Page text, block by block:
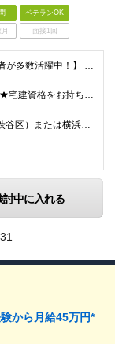
ベテランOK
面接1回
【20代～30代の異業種出身者が多数活躍中！】 ●学歴不問 ●何らかの営業経験をお持ちの方（業種・商材は問いません） ※不動産業界の経験は不要です。これまでの営業力を活かせます。
★社員の平均年収1050万円 ★宅建資格をお持ちの方は月3万円の資格手当を支給 月給30万円以上 ＋ インセンティブ（年4回）＋ 各種手当 ＋ 特別賞与 ※経験・能力を考慮の上、優遇します。 ※上記
★転勤なし！ 本社（東京都渋谷区）または横浜支店（神奈川県横浜市）での勤務となります。 【本社】 東京都渋谷区渋谷2-12-15 日本薬学会長井記念館 8F 【横浜支店】 神奈川県横浜市中区大田
討中に入れる
から月給45万円*